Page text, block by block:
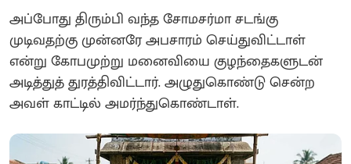
அப்போது திரும்பி வந்த சோமசர்மா சடங்கு
முடிவதற்கு முன்னரே அபசாரம் செய்துவிட்டாள்
என்று கோபமுற்று மனைவியை குழந்தைகளுடன்
அடித்துத் துரத்திவிட்டார். அழுதுகொண்டு சென்ற
அவள் காட்டில் அமர்ந்துகொண்டாள்.